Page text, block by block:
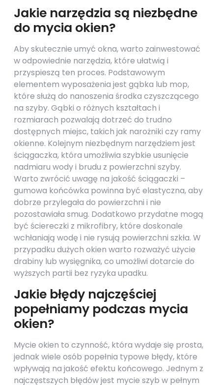
Jakie narzędzia są niezbędne
do mycia okien?
Aby skutecznie umyć okna, warto zainwestować
w odpowiednie narzędzia, które ułatwią i
przyspieszą ten proces. Podstawowym
elementem wyposażenia jest gąbka lub mop,
które służą do nanoszenia środka czyszczącego
na szyby. Gąbki o różnych kształtach i
rozmiarach pozwalają dotrzeć do trudno
dostępnych miejsc, takich jak narożniki czy ramy
okienne. Kolejnym niezbędnym narzędziem jest
ściągaczka, która umożliwia szybkie usunięcie
nadmiaru wody i brudu z powierzchni szyby.
Warto zwrócić uwagę na jakość ściągaczki –
gumowa końcówka powinna być elastyczna, aby
dobrze przylegała do powierzchni i nie
pozostawiała smug. Dodatkowo przydatne mogą
być ściereczki z mikrofibry, które doskonale
wchłaniają wodę i nie rysują powierzchni szkła. W
przypadku dużych okien warto rozważyć użycie
drabiny lub wysięgnika, co umożliwi dotarcie do
wyższych partii bez ryzyka upadku.
Jakie błędy najczęściej
popełniamy podczas mycia
okien?
Mycie okien to czynność, która wydaje się prosta,
jednak wiele osób popełnia typowe błędy, które
wpływają na jakość efektu końcowego. Jednym z
najczęstszych błędów jest mycie szyb w pełnym